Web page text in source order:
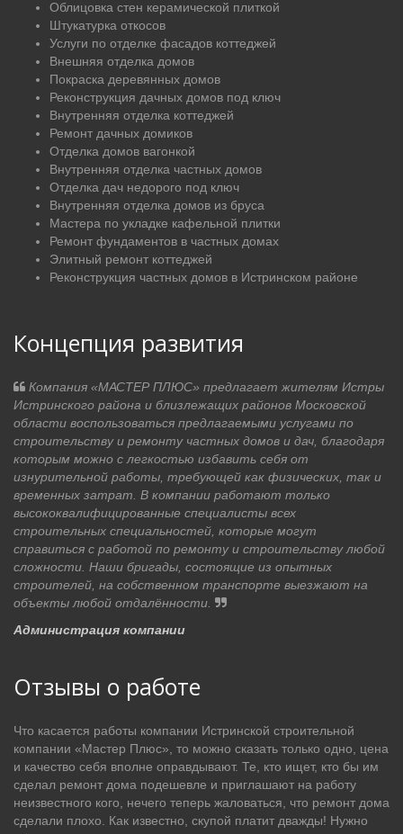
Облицовка стен керамической плиткой
Штукатурка откосов
Услуги по отделке фасадов коттеджей
Внешняя отделка домов
Покраска деревянных домов
Реконструкция дачных домов под ключ
Внутренняя отделка коттеджей
Ремонт дачных домиков
Отделка домов вагонкой
Внутренняя отделка частных домов
Отделка дач недорого под ключ
Внутренняя отделка домов из бруса
Мастера по укладке кафельной плитки
Ремонт фундаментов в частных домах
Элитный ремонт коттеджей
Реконструкция частных домов в Истринском районе
Концепция развития
Компания «МАСТЕР ПЛЮС» предлагает жителям Истры
Истринского района и близлежащих районов Московской
области воспользоваться предлагаемыми услугами по
строительству и ремонту частных домов и дач, благодаря
которым можно с легкостью избавить себя от
изнурительной работы, требующей как физических, так и
временных затрат. В компании работают только
высококвалифицированные специалисты всех
строительных специальностей, которые могут
справиться с работой по ремонту и строительству любой
сложности. Наши бригады, состоящие из опытных
строителей, на собственном транспорте выезжают на
объекты любой отдалённости.
Администрация компании
Отзывы о работе
Что касается работы компании Истринской строительной
компании «Мастер Плюс», то можно сказать только одно, цена
и качество себя вполне оправдывают. Те, кто ищет, кто бы им
сделал ремонт дома подешевле и приглашают на работу
неизвестного кого, нечего теперь жаловаться, что ремонт дома
сделали плохо. Как известно, скупой платит дважды! Нужно